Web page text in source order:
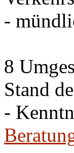
-
8
Stand
-